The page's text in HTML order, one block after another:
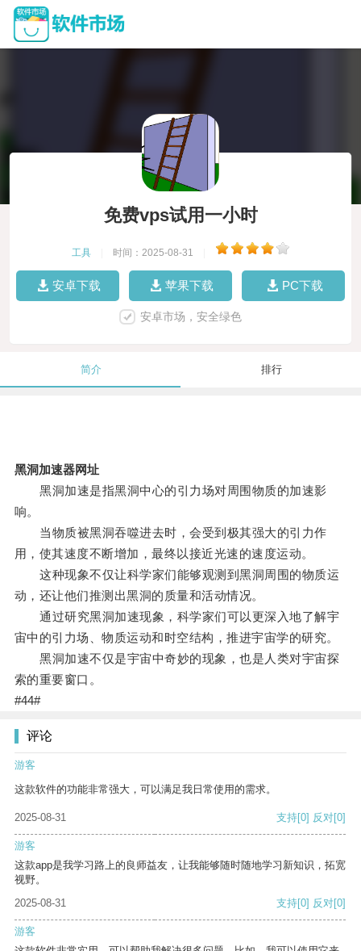
免费vps试用一小时
工具 时间：2025-08-31
安卓下载 苹果下载 PC下载
安卓市场，安全绿色
简介 排行
黑洞加速器网址
黑洞加速是指黑洞中心的引力场对周围物质的加速影
响。
当物质被黑洞吞噬进去时，会受到极其强大的引力作
用，使其速度不断增加，最终以接近光速的速度运动。
这种现象不仅让科学家们能够观测到黑洞周围的物质运
动，还让他们推测出黑洞的质量和活动情况。
通过研究黑洞加速现象，科学家们可以更深入地了解宇
宙中的引力场、物质运动和时空结构，推进宇宙学的研究。
黑洞加速不仅是宇宙中奇妙的现象，也是人类对宇宙探
索的重要窗口。
#44#
评论
游客
这款软件的功能非常强大，可以满足我日常使用的需求。
2025-08-31 支持[0] 反对[0]
游客
这款app是我学习路上的良师益友，让我能够随时随地学习新知识，拓宽
视野。
2025-08-31
支持[0] 反对[0]
游客